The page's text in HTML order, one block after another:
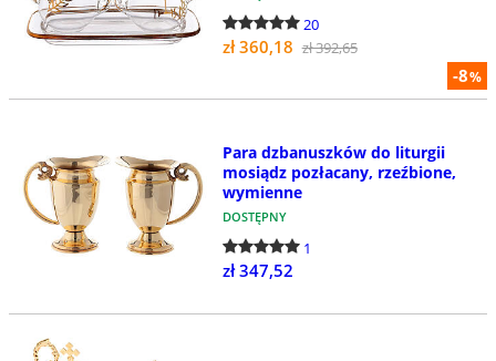
-8%
20
zł 360,18 zł 392,65
Para dzbanuszków do liturgii
mosiądz pozłacany, rzeźbione,
wymienne
DOSTĘPNY
1
zł 347,52